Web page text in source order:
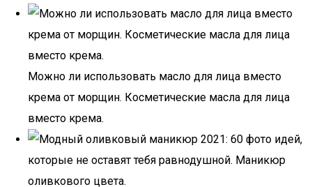
Можно ли использовать масло для лица вместо
крема от морщин. Косметические масла для лица
вместо крема.